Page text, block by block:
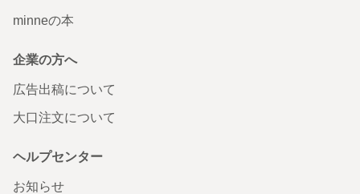
minneの本
企業の方へ
広告出稿について
大口注文について
ヘルプセンター
お知らせ